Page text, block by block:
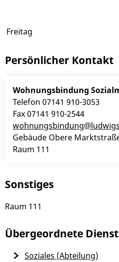
Freitag
Persönlicher Kontakt
Wohnungsbindung
Telefon 07141 910-3053
Fax07141 910-2544
Gebäude Obere
Raum 111
Sonstiges
Raum 111
Übergeordnete
Soziales (Abteilung)